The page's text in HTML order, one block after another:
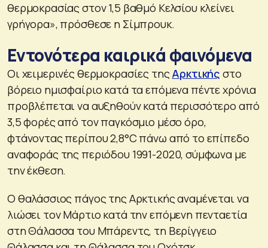
θερμοκρασίας στον 1,5 βαθμό Κελσίου κλείνει
γρήγορα», πρόσθεσε η Σίμπρουκ.
Εντονότερα καιρικά φαινόμενα
Οι χειμερινές θερμοκρασίες τηςΑρκτικής στο
βόρειο ημισφαίριο κατά τα επόμενα πέντε χρόνια
προβλέπεται να αυξηθούν κατά περισσότερο από
3,5 φορές από τον παγκόσμιο μέσο όρο,
φτάνοντας περίπου 2,8°C πάνω από τo επίπεδο
αναφοράς της περιόδου 1991-2020, σύμφωνα με
την έκθεση.
Ο θαλάσσιος πάγος της Αρκτικής αναμένεται να
λιώσει τον Μάρτιο κατά την επόμενη πενταετία
στη Θάλασσα του Μπάρεντς, τη Βερίγγειο